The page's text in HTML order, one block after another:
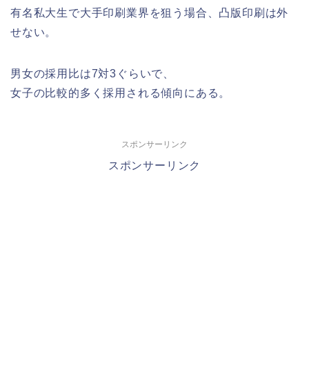
有名私大生で大手印刷業界を狙う場合、凸版印刷は外
せない。
男女の採用比は7対3ぐらいで、
女子の比較的多く採用される傾向にある。
スポンサーリンク
スポンサーリンク